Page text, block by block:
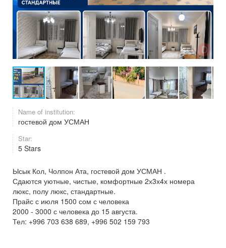
Name of institution:
гостевой дом УСМАН
Star:
5 Stars
Ысык Кол, Чолпон Ата, гостевой дом УСМАН .
Сдаются уютные, чистые, комфортные 2х3х4х номера
люкс, полу люкс, стандартные.
Прайс с июля 1500 сом с человека
2000 - 3000 с человека до 15 августа.
Тел: +996 703 638 689, +996 502 159 793